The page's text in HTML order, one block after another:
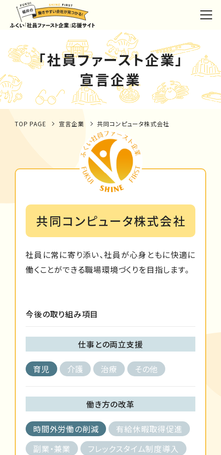
「社員ファースト企業」
宣言企業
TOP PAGE 宣言企業 共同コンピュータ株式会社
共同コンピュータ株式会社
社員に常に寄り添い、社員が心身ともに快適に
働くことができる職場環境づくりを目指します。
今後の取り組み項目
仕事との両立支援
育児 介護 治療 その他
働き方の改革
時間外労働の削減
有給休暇取得促進
副業・兼業
フレックスタイム制度導入